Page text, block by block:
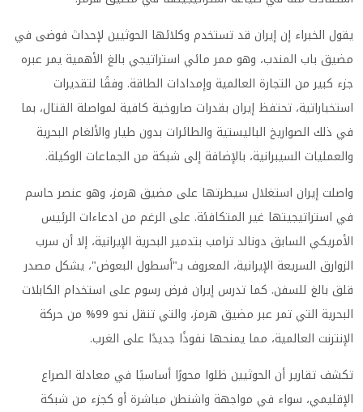
يقول الخبراء إن إيران قد تستخدم وكلائها الحوثيين لإحداث فوضى في
مضيق باب المندب، وهو ممر مائي استراتيجي بالغ الأهمية يمر عبره
جزء كبير من التجارة العالمية وإمدادات الطاقة. وفقًا لتقديرات
استخباراتية، تحتفظ إيران بقدرات صاروخية كافية لمواصلة القتال، بما
في ذلك الصواريخ الباليستية والطائرات بدون طيار والألغام البحرية
والعمليات السيبرانية، بالإضافة إلى شبكة من الجماعات الوكيلة.
واصلت إيران استغلال سيطرتها على مضيق هرمز، وهو عنصر حاسم
في استراتيجيتها غير المتكافئة. على الرغم من ادعاءات الرئيس
الأمريكي السابق دونالد ترامب بتدمير البحرية الإيرانية، إلا أن سرب
الزوارق السريعة الإيرانية، المعروف بـ"أسطول البعوض"، يشكل مصدر
قلق بالغ للسفن. كما تدرس إيران فرض رسوم على استخدام الكابلات
البحرية التي تمر عبر مضيق هرمز، والتي تنقل نحو 99% من حركة
الإنترنت العالمية، مما يمنحها نفوذًا جديدًا على الغرب.
تكشف تقارير أن الحوثيين ظلوا محورًا أساسيًا في معادلة الصراع
الإقليمي، سواء في مواجهة واشنطن مباشرة أو كجزء من شبكة